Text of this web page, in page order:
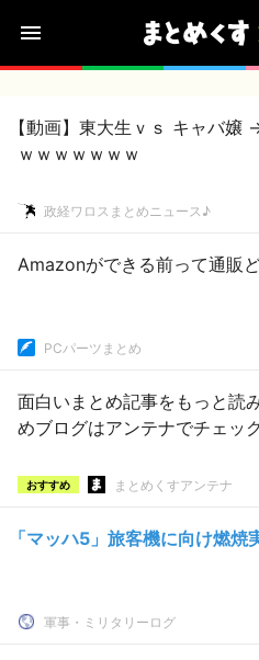
【動画】東大生ｖｓ キャバ嬢
ｗｗｗｗｗｗｗ
政経ワロスまとめニュース♪
Amazonができる前って通販
PCパーツまとめ
面白いまとめ記事をもっと読
めブログはアンテナでチェッ
おすすめ まとめくすアンテナ
「マッハ5」旅客機に向け燃
軍事・ミリタリーログ